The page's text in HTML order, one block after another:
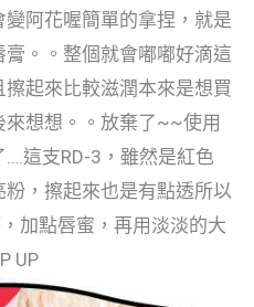
阿花喔簡單的拿捏，就是
。。整個就會嘟嘟好滴這
起來比較滋潤本來是想買
想想。。放棄了~~使用
….這支RD-3，雖然是紅色
，擦起來也是有點透所以
加點唇蜜，再用淡淡的大
UP